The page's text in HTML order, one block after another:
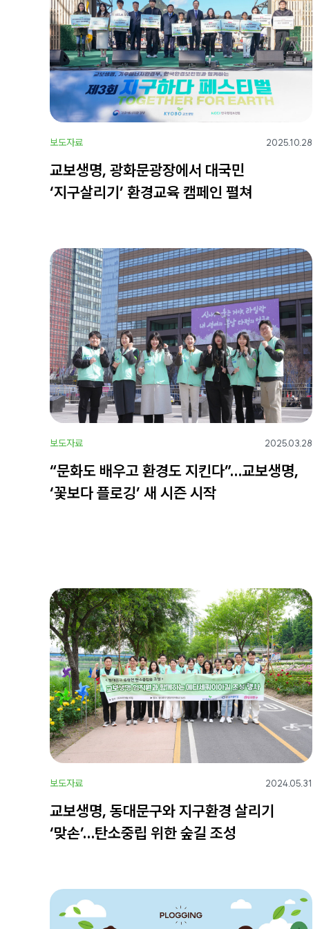
보도자료 2025.10.28
교보생명, 광화문광장에서 대국민
‘지구살리기’ 환경교육 캠페인 펼쳐
보도자료 2025.03.28
“문화도 배우고 환경도 지킨다”…교보생명,
‘꽃보다 플로깅’ 새 시즌 시작
보도자료 2024.05.31
교보생명, 동대문구와 지구환경 살리기
‘맞손’…탄소중립 위한 숲길 조성